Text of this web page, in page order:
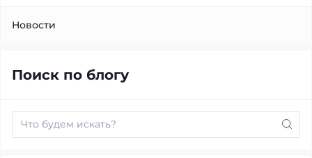
Новости
Поиск по блогу